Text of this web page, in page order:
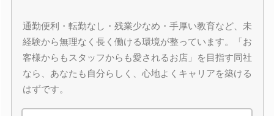
通勤便利・転勤なし・残業少なめ・手厚い教育など、未
経験から無理なく長く働ける環境が整っています。「お
客様からもスタッフからも愛されるお店」を目指す同社
なら、あなたも自分らしく、心地よくキャリアを築ける
はずです。